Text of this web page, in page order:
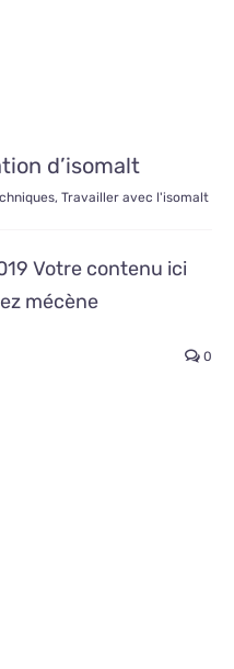
d’isomalt
,Travailler avec l'isomalt
Votre contenu ici
mécène
0